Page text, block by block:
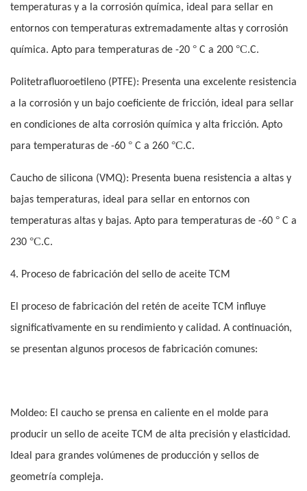
temperaturas y a la corrosión química, ideal para sellar en
entornos con temperaturas extremadamente altas y corrosión
química. Apto para temperaturas de -20 ° C a 200 °C.C.
Politetrafluoroetileno (PTFE): Presenta una excelente resistencia
a la corrosión y un bajo coeficiente de fricción, ideal para sellar
en condiciones de alta corrosión química y alta fricción. Apto
para temperaturas de -60 ° C a 260 °C.C.
Caucho de silicona (VMQ): Presenta buena resistencia a altas y
bajas temperaturas, ideal para sellar en entornos con
temperaturas altas y bajas. Apto para temperaturas de -60 ° C a
230 °C.C.
4. Proceso de fabricación del sello de aceite TCM
El proceso de fabricación del retén de aceite TCM influye
significativamente en su rendimiento y calidad. A continuación,
se presentan algunos procesos de fabricación comunes:
Moldeo: El caucho se prensa en caliente en el molde para
producir un sello de aceite TCM de alta precisión y elasticidad.
Ideal para grandes volúmenes de producción y sellos de
geometría compleja.